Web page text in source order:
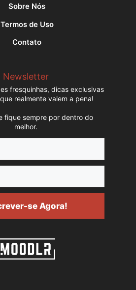
Sobre Nós
Termos de Uso
Contato
Newsletter
fresquinhas, dicas exclusivas
realmente valem a pena!
fique sempre por dentro do
melhor.
se Agora!